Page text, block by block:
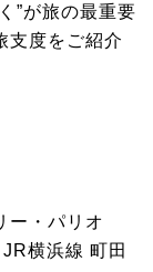
”が旅の最重要
支度をご紹介
ー・パリオ
横浜線 町田